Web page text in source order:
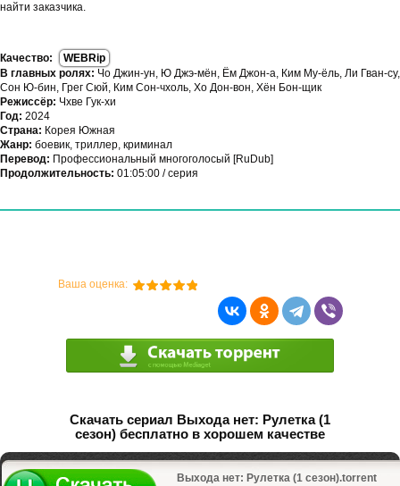
найти заказчика.
Качество:
WEBRip
В главных ролях: Чо Джин-ун, Ю Джэ-мён, Ём Джон-а, Ким Му-ёль, Ли Гван-су,
Сон Ю-бин, Грег Сюй, Ким Сон-чхоль, Хо Дон-вон, Хён Бон-щик
Режиссёр: Чхве Гук-хи
Год: 2024
Страна: Корея Южная
Жанр: боевик, триллер, криминал
Перевод: Профессиональный многоголосый [RuDub]
Продолжительность: 01:05:00 / серия
Ваша оценка:
Скачать сериал Выхода нет: Рулетка (1
сезон) бесплатно в хорошем качестве
Выхода нет: Рулетка (1 сезон).torrent